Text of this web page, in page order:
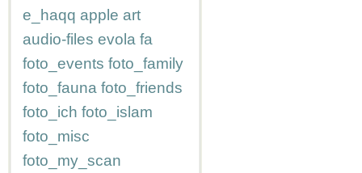
e_haqq apple art
audio-files evola fa
foto_events foto_family
foto_fauna foto_friends
foto_ich foto_islam
foto_misc
foto_my_scan